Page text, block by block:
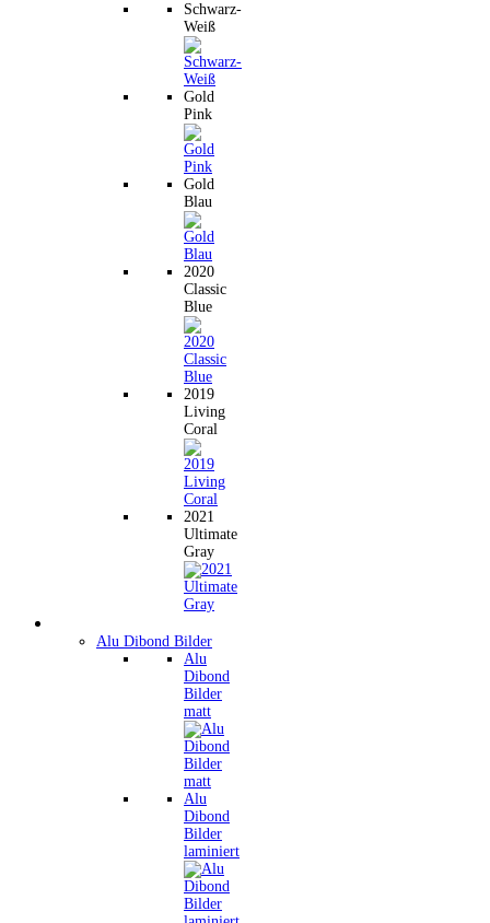
Schwarz-
Weiß
Gold
Pink
Gold
Blau
2020
Classic
Blue
2019
Living
Coral
2021
Ultimate
Gray
Alu Dibond Bilder
Alu
Dibond
Bilder
matt
Alu
Dibond
Bilder
laminiert